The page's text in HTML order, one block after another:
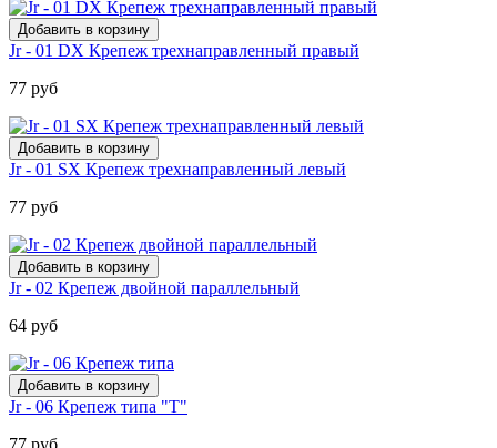
Jr - 01 DX Крепеж трехнаправленный правый
77 руб
Jr - 01 SX Крепеж трехнаправленный левый
77 руб
Jr - 02 Крепеж двойной параллельный
64 руб
Jr - 06 Крепеж типа "Т"